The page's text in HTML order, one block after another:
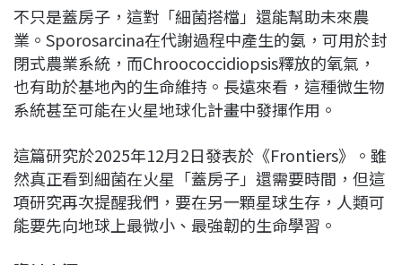
不只是蓋房子，這對「細菌搭檔」還能幫助未來農
業。Sporosarcina在代謝過程中產生的氨，可用於封
閉式農業系統，而Chroococcidiopsis釋放的氧氣，
也有助於基地內的生命維持。長遠來看，這種微生物
系統甚至可能在火星地球化計畫中發揮作用。
這篇研究於2025年12月2日發表於《Frontiers》。雖
然真正看到細菌在火星「蓋房子」還需要時間，但這
項研究再次提醒我們，要在另一顆星球生存，人類可
能要先向地球上最微小、最強韌的生命學習。